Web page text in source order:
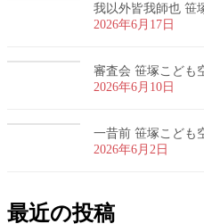
我以外皆我師也 笹
2026年6月17日
審査会 笹塚こども
2026年6月10日
一昔前 笹塚こども
2026年6月2日
最近の投稿